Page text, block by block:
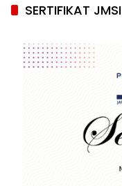
SERTIFIKAT JMSI